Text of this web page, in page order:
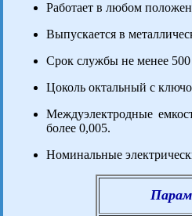
Работает в любом
Выпускается в
Срок службы не менее 500
Цоколь октальный с
Междуэлектродные
более 0,005.
Номинальные